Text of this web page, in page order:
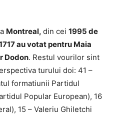
Montreal, din cei 1995 de
au votat pentru Maia
Dodon. Restul vourilor sint
turului doi: 41 –
formatiunii Partidul
Popular European), 16
15 – Valeriu Ghiletchi